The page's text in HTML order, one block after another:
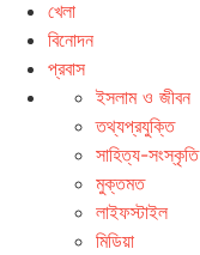
খেলা
বিনোদন
প্রবাস
ইসলাম ও জীবন
তথ্যপ্রযুক্তি
সাহিত্য-সংস্কৃতি
মুক্তমত
লাইফস্টাইল
মিডিয়া